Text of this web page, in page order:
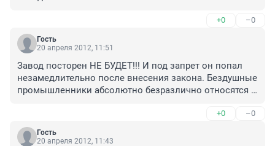
+0 –0
Гость
20 апреля 2012, 11:51
Завод посторен НЕ БУДЕТ!!! И под запрет он попал
незамедлительно после внесения закона. Бездушные
промышленники абсолютно безразлично относятся к
политическому климату, за что и поплатятся, не на
земле - так в аду. Обогащение любыми путями -
стёрло с душ таких людей остатки святости.
+0 –0
Гость
20 апреля 2012, 11:43